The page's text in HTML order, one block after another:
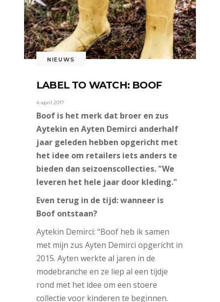
NIEUWS
LABEL TO WATCH: BOOF
4 april 2017
Boof is het merk dat broer en zus
Aytekin en Ayten Demirci anderhalf
jaar geleden hebben opgericht met
het idee om retailers iets anders te
bieden dan seizoenscollecties. "We
leveren het hele jaar door kleding."
Even terug in de tijd: wanneer is
Boof ontstaan?
Aytekin Demirci: “Boof heb ik samen
met mijn zus Ayten Demirci opgericht in
2015. Ayten werkte al jaren in de
modebranche en ze liep al een tijdje
rond met het idee om een stoere
collectie voor kinderen te beginnen.